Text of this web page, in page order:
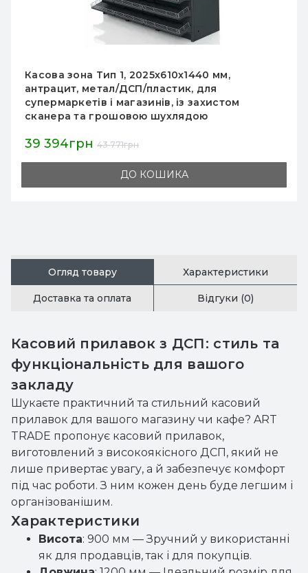
Касова зона Тип 1, 2025х610х1440 мм,
антрацит, метал/ДСП/пластик, для
супермаркетів і магазинів, із захистом
сканера та грошовою шухлядою
39 394грн 43 771грн
ДО КОШИКА
Огляд товару Характеристики
Доставка та оплата Відгуки (0)
Касовий прилавок з ДСП: стиль та
функціональність для вашого
закладу
Шукаєте практичний та стильний касовий
прилавок для вашого магазину чи кафе? ART
TRADE пропонує касовий прилавок,
виготовлений з високоякісного ДСП, який не
лише привертає увагу, а й забезпечує комфорт
під час роботи. З ним кожен день буде легшим і
організованішим.
Характеристики
Висота: 900 мм — Зручний у використанні
як для продавців, так і для покупців.